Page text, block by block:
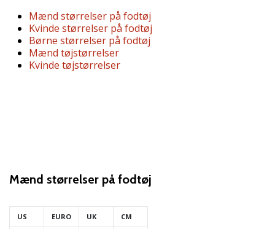
Weplayvolleyball
ambassadør
Har
du
os
sammen.
Mænd størrelser på fodtøj
Kvinde størrelser på fodtøj
Børne størrelser på fodtøj
Mænd tøjstørrelser
Kvinde tøjstørrelser
Mænd størrelser på fodtøj
US EURO UK CM